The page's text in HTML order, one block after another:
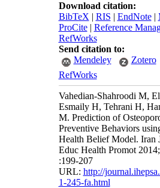
Download citation:
BibTeX | RIS | EndNote|
ProCite| Reference
RefWorks
Send citation to:
Mendeley
Zotero
RefWorks
Vahedian-Shahroodi M,
Esmaily H, Tehrani H,
M. Prediction of
Preventive Behaviors
Health Belief Model. Iran
Educ Health Promot
:199-207
URL: http://
1-245-fa.html